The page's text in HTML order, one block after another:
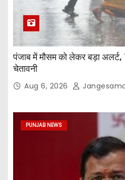
पंजाब में मौसम को लेकर बड़ा अलर्ट,
चेतावनी
Aug 6, 2026
PUNJAB NEWS